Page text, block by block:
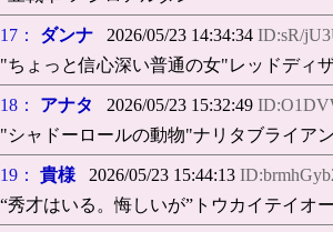
17： ダンナ 2026/05/23 14:34:34 ID:sR/
"ちょっと信心深い普通の女"レッドディ
18： アナタ 2026/05/23 15:32:49
"シャドーロールの動物"ナリタブライアン
19： 貴様 2026/05/23 15:44:13
“秀才はいる。悔しいが”トウカイテイオー